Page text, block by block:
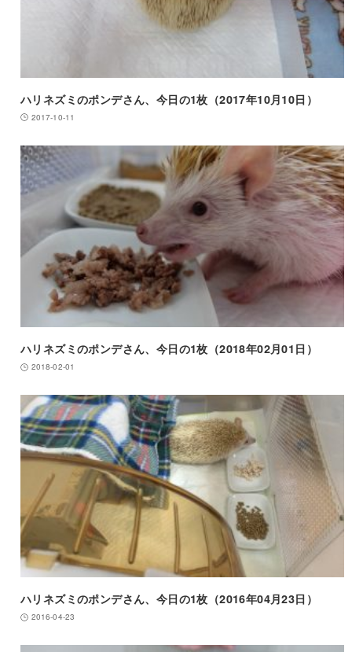
ハリネズミのポンデさん、今日の1枚（2017年10月10日）
2017-10-11
ハリネズミのポンデさん、今日の1枚（2018年02月01日）
2018-02-01
ハリネズミのポンデさん、今日の1枚（2016年04月23日）
2016-04-23